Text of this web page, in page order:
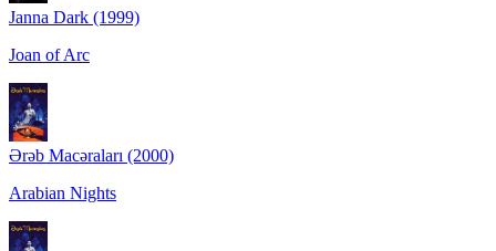
Janna Dark (1999)
Joan of Arc
Ərəb Macəraları (2000)
Arabian Nights